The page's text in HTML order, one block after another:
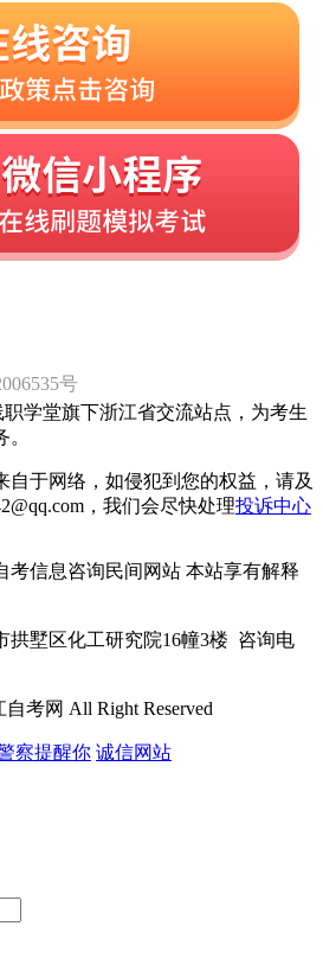
号
学堂旗下浙江省交流站点，为考生
自于网络，如侵犯到您的权益，请及
，我们会尽快处理投诉中心
考信息咨询民间网站 本站享有解释
拱墅区化工研究院16幢3楼 咨询电
考网 All Right Reserved
察提醒你 诚信网站